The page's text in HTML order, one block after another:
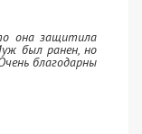
она защитила
был ранен, но
благодарны